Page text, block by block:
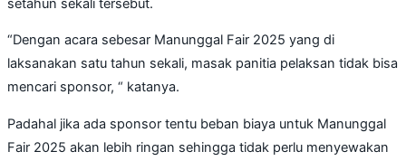
setahun sekali tersebut.
“Dengan acara sebesar Manunggal Fair 2025 yang di
laksanakan satu tahun sekali, masak panitia pelaksan tidak bisa
mencari sponsor, “ katanya.
Padahal jika ada sponsor tentu beban biaya untuk Manunggal
Fair 2025 akan lebih ringan sehingga tidak perlu menyewakan